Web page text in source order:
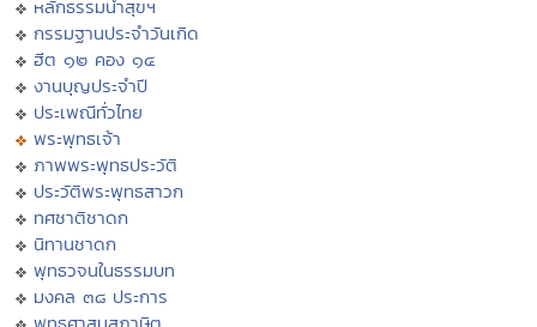
หลักธรรมนำสุขฯ
กรรมฐานประจำวันเกิด
ฮีต ๑๒ คอง ๑๔
งานบุญประจำปี
ประเพณีทั่วไทย
พระพุทธเจ้า
ภาพพระพุทธประวัติ
ประวัติพระพุทธสาวก
ทศชาติชาดก
นิทานชาดก
พุทธวจนในธรรมบท
มงคล ๓๘ ประการ